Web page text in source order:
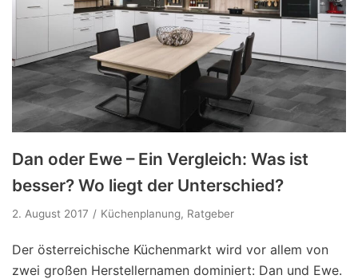
Dan oder Ewe – Ein Vergleich: Was ist
besser? Wo liegt der Unterschied?
2. August 2017 Küchenplanung, Ratgeber
Der österreichische Küchenmarkt wird vor allem von
zwei großen Herstellernamen dominiert: Dan und Ewe.